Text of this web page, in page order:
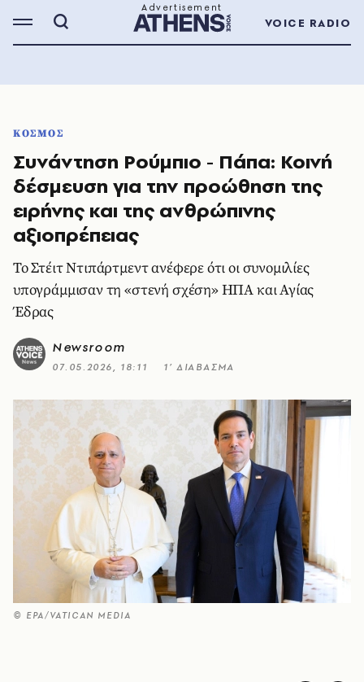
VOICE RADIO
ΚΟΣΜΟΣ
Συνάντηση Ρούμπιο - Πάπα: Κοινή
δέσμευση για την προώθηση της
ειρήνης και της ανθρώπινης
αξιοπρέπειας
Το Στέιτ Ντιπάρτμεντ ανέφερε ότι οι συνομιλίες
υπογράμμισαν τη «στενή σχέση» ΗΠΑ και Αγίας
Έδρας
Newsroom
07.05.2026, 18:11 1’ ΔΙΑΒΑΣΜΑ
© ΕΡΑ/VATICAN MEDIA